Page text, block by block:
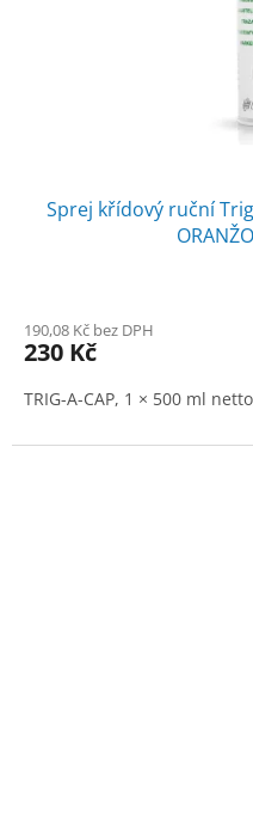
Sprej křídový ruční
190,08 Kč bez DPH
230 Kč
TRIG-A-CAP, 1 × 500 ml